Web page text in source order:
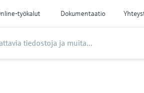
työkalut Dokumentaatio